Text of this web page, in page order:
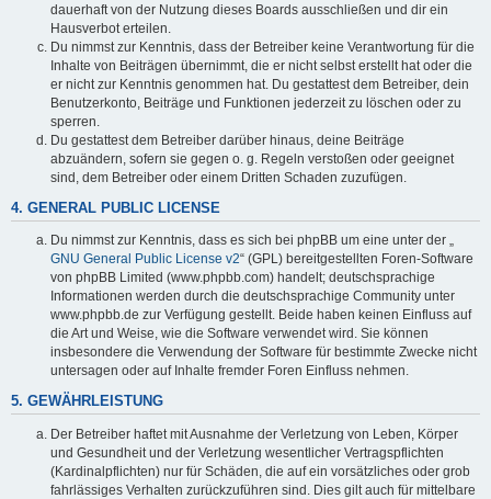
dauerhaft von der Nutzung dieses Boards ausschließen und dir ein
Hausverbot erteilen.
Du nimmst zur Kenntnis, dass der Betreiber keine Verantwortung für die
Inhalte von Beiträgen übernimmt, die er nicht selbst erstellt hat oder die
er nicht zur Kenntnis genommen hat. Du gestattest dem Betreiber, dein
Benutzerkonto, Beiträge und Funktionen jederzeit zu löschen oder zu
sperren.
Du gestattest dem Betreiber darüber hinaus, deine Beiträge
abzuändern, sofern sie gegen o. g. Regeln verstoßen oder geeignet
sind, dem Betreiber oder einem Dritten Schaden zuzufügen.
4. GENERAL PUBLIC LICENSE
Du nimmst zur Kenntnis, dass es sich bei phpBB um eine unter der „
GNU General Public License v2“ (GPL) bereitgestellten Foren-Software
von phpBB Limited (www.phpbb.com) handelt; deutschsprachige
Informationen werden durch die deutschsprachige Community unter
www.phpbb.de zur Verfügung gestellt. Beide haben keinen Einfluss auf
die Art und Weise, wie die Software verwendet wird. Sie können
insbesondere die Verwendung der Software für bestimmte Zwecke nicht
untersagen oder auf Inhalte fremder Foren Einfluss nehmen.
5. GEWÄHRLEISTUNG
Der Betreiber haftet mit Ausnahme der Verletzung von Leben, Körper
und Gesundheit und der Verletzung wesentlicher Vertragspflichten
(Kardinalpflichten) nur für Schäden, die auf ein vorsätzliches oder grob
fahrlässiges Verhalten zurückzuführen sind. Dies gilt auch für mittelbare